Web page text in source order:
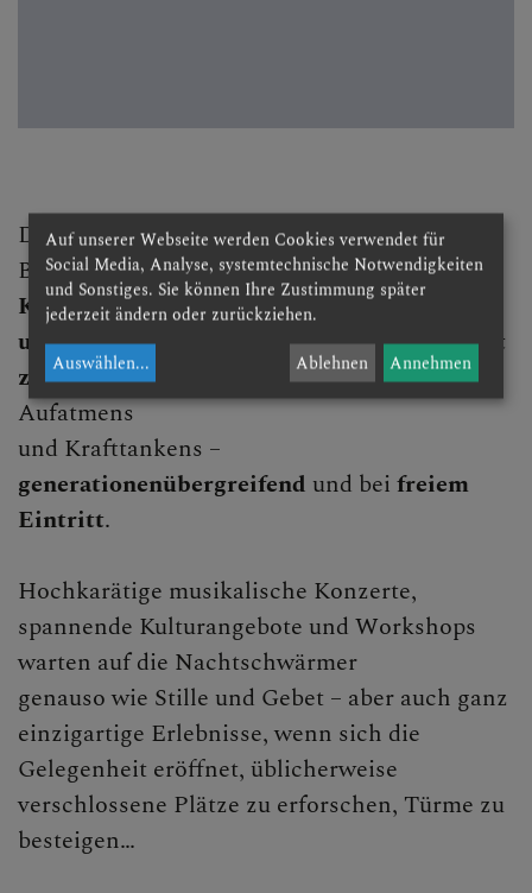
DieLANGE NACHT DER KIRCHENsoll es
Besuchern und Besucherinnen ermöglichen,
Kirche
und die christliche Kultur in großer Vielfalt
zu erfahren, als Zeit der Freude, des
Aufatmens
und Krafttankens –
generationenübergreifend und bei freiem
Eintritt.
Hochkarätige musikalische Konzerte,
spannende Kulturangebote und Workshops
warten auf die Nachtschwärmer
genauso wie Stille und Gebet – aber auch ganz
einzigartige Erlebnisse, wenn sich die
Gelegenheit eröffnet, üblicherweise
verschlossene Plätze zu erforschen, Türme zu
besteigen…
Auf unserer Webseite werden Cookies verwendet für
Social Media, Analyse, systemtechnische Notwendigkeiten
und Sonstiges. Sie können Ihre Zustimmung später
jederzeit ändern oder zurückziehen.
Auswählen... Ablehnen Annehmen